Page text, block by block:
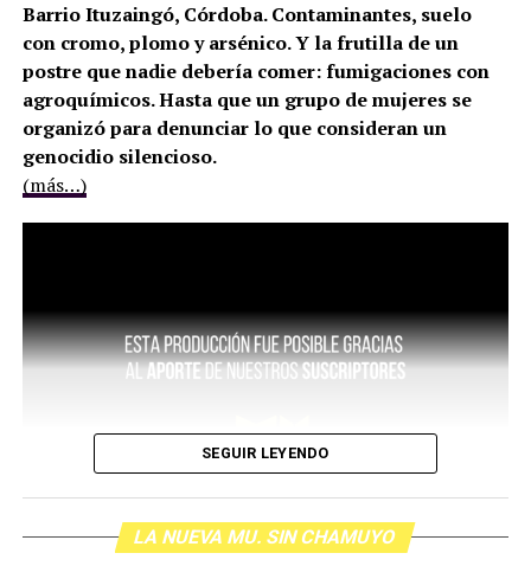
Barrio Ituzaingó, Córdoba. Contaminantes, suelo
con cromo, plomo y arsénico. Y la frutilla de un
postre que nadie debería comer: fumigaciones con
agroquímicos. Hasta que un grupo de mujeres se
organizó para denunciar lo que consideran un
genocidio silencioso.
(más…)
SEGUIR LEYENDO
LA NUEVA MU. SIN CHAMUYO